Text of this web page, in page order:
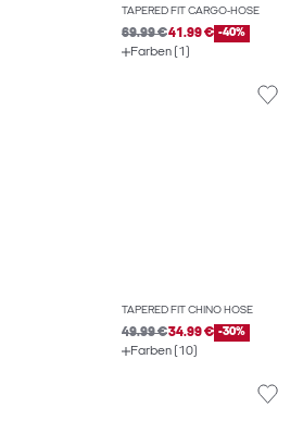
TAPERED FIT CARGO-HOSE
69.99 €41.99 € -40%
Farben (1)
TAPERED FIT CHINO HOSE
49.99 €34.99 € -30%
Farben (10)